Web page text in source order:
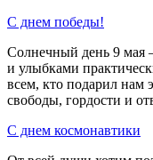
С днем победы!
Солнечный день 9 мая
и улыбками
всем, кто подарил нам
свободы, гордости и
С днем космонавтики